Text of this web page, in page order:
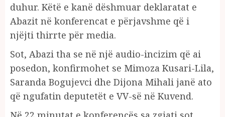
duhur. Këtë e kanë dëshmuar deklaratat e
Abazit në konferencat e përjavshme që i
njëjti thirrte për media.
Sot, Abazi tha se në një audio-incizim që ai
posedon, konfirmohet se Mimoza Kusari-Lila,
Saranda Bogujevci dhe Dijona Mihali janë ato
që ngufatin deputetët e VV-së në Kuvend.